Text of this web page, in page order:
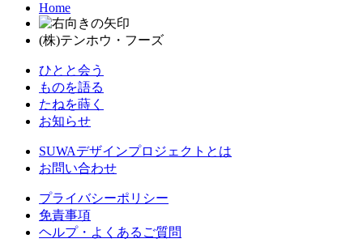
Home
(株)テンホウ・フーズ
ひとと会う
ものを語る
たねを蒔く
お知らせ
SUWAデザインプロジェクトとは
お問い合わせ
プライバシーポリシー
免責事項
ヘルプ・よくあるご質問